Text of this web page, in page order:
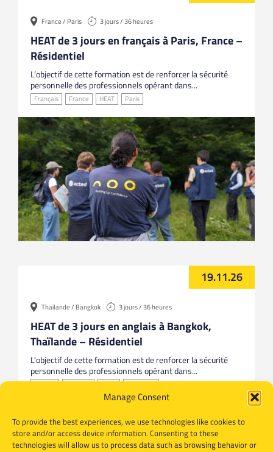
Manage Consent
To provide the best experiences, we use technologies like cookies to
store and/or access device information. Consenting to these
technologies will allow us to process data such as browsing behavior or
France / Paris 3 jours / 36 heures
HEAT de 3 jours en français à Paris, France –
Résidentiel
L’objectif de cette formation est de renforcer la sécurité
personnelle des professionnels opérant dans...
Français France HEAT Paris
19.11.26
Thaïlande / Bangkok 3 jours / 36 heures
HEAT de 3 jours en anglais à Bangkok,
Thaïlande – Résidentiel
L’objectif de cette formation est de renforcer la sécurité
personnelle des professionnels opérant dans...
Anglais Bangkok HEAT Thailande